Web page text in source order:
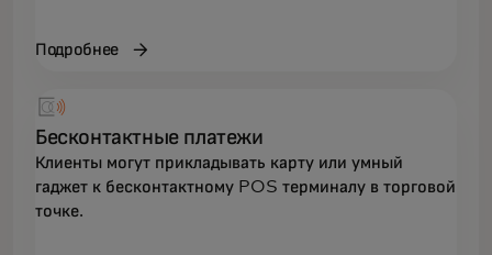
Подробнее
Бесконтактные платежи
Клиенты могут прикладывать карту или умный
гаджет к бесконтактному POS терминалу в торговой
точке.